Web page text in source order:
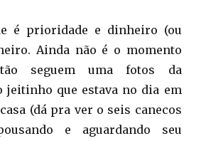
é prioridade e dinheiro (ou
Ainda não é o momento
seguem uma fotos da
jeitinho que estava no dia em
(dá pra ver o seis canecos
e aguardando seu